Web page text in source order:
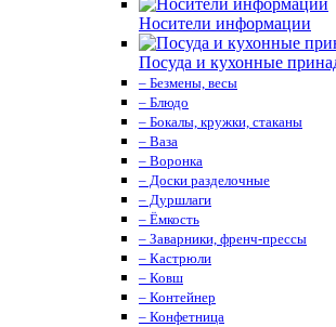
Носители информации
Посуда и кухонные
– Безмены, весы
– Блюдо
– Бокалы, кружки, стаканы
– Ваза
– Воронка
– Доски разделочные
– Дуршлаги
– Ёмкость
– Заварники, френч-прессы
– Кастрюли
– Ковш
– Контейнер
– Конфетница